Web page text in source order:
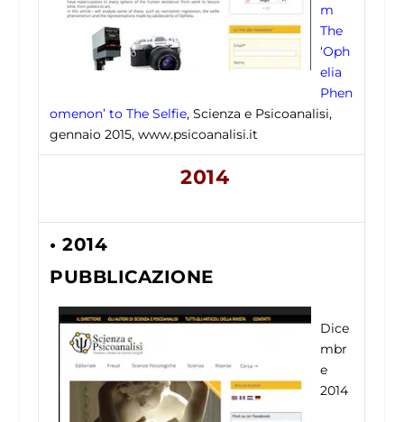
m
The
‘Oph
elia
Phen
omenon’ to The Selfie, Scienza e Psicoanalisi,
gennaio 2015, www.psicoanalisi.it
2014
• 2014
PUBBLICAZIONE
Dice
mbr
e
2014